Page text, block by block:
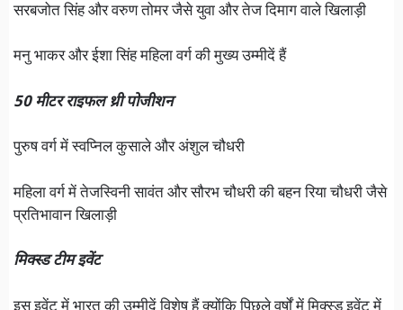
सरबजोत सिंह और वरुण तोमर जैसे युवा और तेज दिमाग वाले खिलाड़ी
मनु भाकर और ईशा सिंह महिला वर्ग की मुख्य उम्मीदें हैं
50 मीटर राइफल थ्री पोजीशन
पुरुष वर्ग में स्वप्निल कुसाले और अंशुल चौधरी
महिला वर्ग में तेजस्विनी सावंत और सौरभ चौधरी की बहन रिया चौधरी जैसे
प्रतिभावान खिलाड़ी
मिक्स्ड टीम इवेंट